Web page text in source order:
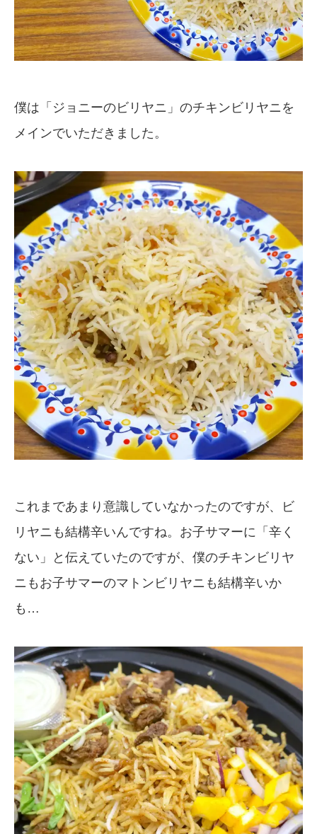
僕は「ジョニーのビリヤニ」のチキンビリヤニを
メインでいただきました。
これまであまり意識していなかったのですが、ビ
リヤニも結構辛いんですね。お子サマーに「辛く
ない」と伝えていたのですが、僕のチキンビリヤ
ニもお子サマーのマトンビリヤニも結構辛いか
も…